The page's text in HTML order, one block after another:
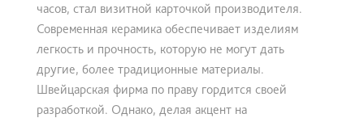
часов, стал визитной карточкой производителя.
Современная керамика обеспечивает изделиям
легкость и прочность, которую не могут дать
другие, более традиционные материалы.
Швейцарская фирма по праву гордится своей
разработкой. Однако, делая акцент на